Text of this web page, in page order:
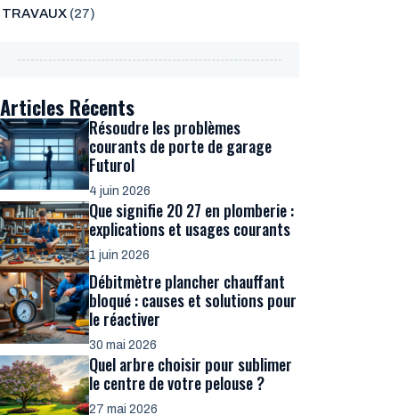
TRAVAUX(27)
Articles Récents
Résoudre les problèmes
courants de porte de garage
Futurol
4 juin 2026
Que signifie 20 27 en plomberie :
explications et usages courants
1 juin 2026
Débitmètre plancher chauffant
bloqué : causes et solutions pour
le réactiver
30 mai 2026
Quel arbre choisir pour sublimer
le centre de votre pelouse ?
27 mai 2026